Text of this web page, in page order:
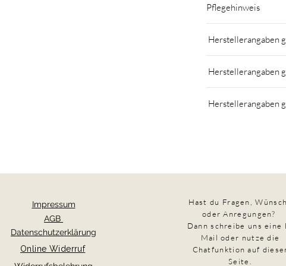
Pflegehinweis
oder Wäschsack)
Auf links waschen
Herstellerangaben
Nicole Kuntner
www.momscrew.at
Herstellerangaben
Nicole Kuntner
Herstellerangaben
Impressum
AGB
Datenschutzerklärung
Hast du Fragen,
oder Anregungen?
Dann schreibe uns eine
Mail oder nutze die
Chatfunktion auf
Seite.
Online Widerruf